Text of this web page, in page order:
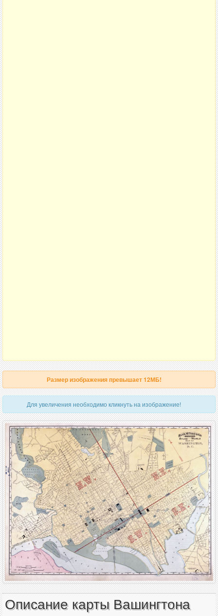
Размер изображения превышает 12МБ!
Для увеличения необходимо кликнуть на изображение!
Описание карты Вашингтона